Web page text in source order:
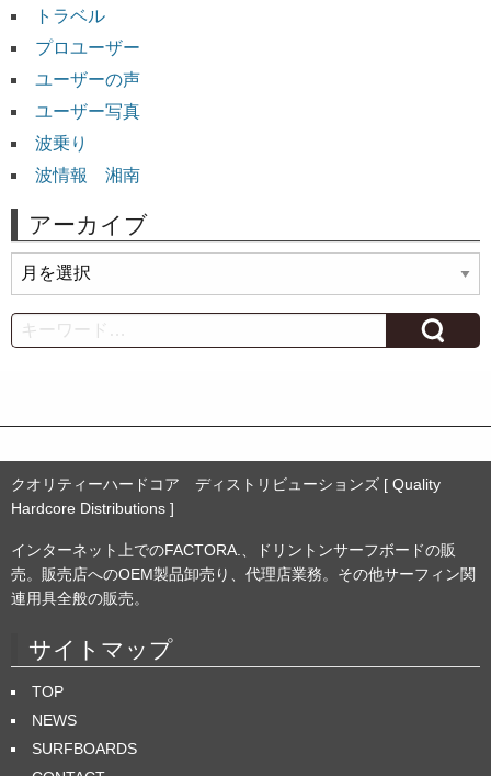
トラベル
プロユーザー
ユーザーの声
ユーザー写真
波乗り
波情報 湘南
アーカイブ
ー
カ
イ
Search
クオリティーハードコア ディストリビューションズ [ Quality
Hardcore Distributions ]
インターネット上でのFACTORA.、ドリントンサーフボードの販
売。販売店へのOEM製品卸売り、代理店業務。その他サーフィン関
連用具全般の販売。
サイトマップ
TOP
NEWS
SURFBOARDS